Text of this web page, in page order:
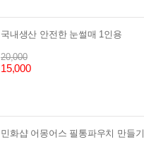
국내생산 안전한 눈썰매 1인용
20,000
15,000
민화샵 어몽어스 필통파우치 만들기